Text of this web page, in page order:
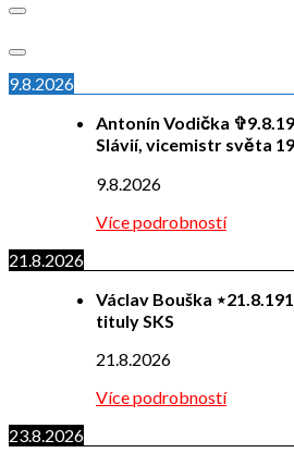
9.8.2026
Antonín Vodička
Slávií, vicemistr světa
9.8.2026
Více podrobností
21.8.2026
Václav Bouška
tituly SKS
21.8.2026
Více podrobností
23.8.2026